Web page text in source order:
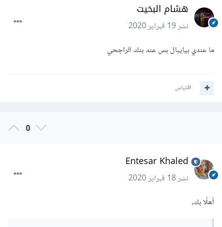
هشام البخيت
نشر19 فبراير 2020
ما عندي بيايبال بس عند بنك الراجحي
اقتباس
0
Entesar Khaled
نشر18 فبراير 2020
أهلًا بك،